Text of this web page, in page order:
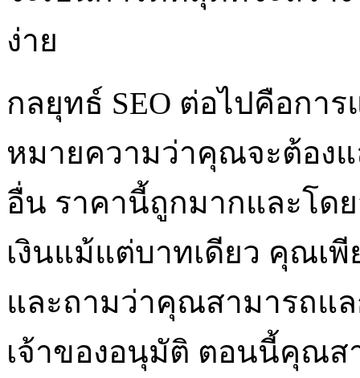
ง่าย
กลยุทธ์ SEO ต่อไปคือกา
หมายความว่าคุณจะต้อง
อื่น ราคานี้ถูกมากและโด
เงินแม้แต่บาทเดียว คุณเ
และถามว่าคุณสามารถแ
เจ้าของอนุมัติ ตอนนี้คุณ